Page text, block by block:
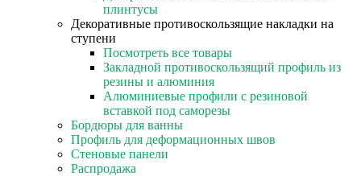
плинтусы
Декоративные противоскользящие накладки на
ступени
Посмотреть все товары
Закладной противоскользящий профиль из
резины и алюминия
Алюминиевые профили с резиновой
вставкой под саморезы
Бордюры для ванны
Профиль для деформационных швов
Стеновые панели
Распродажа